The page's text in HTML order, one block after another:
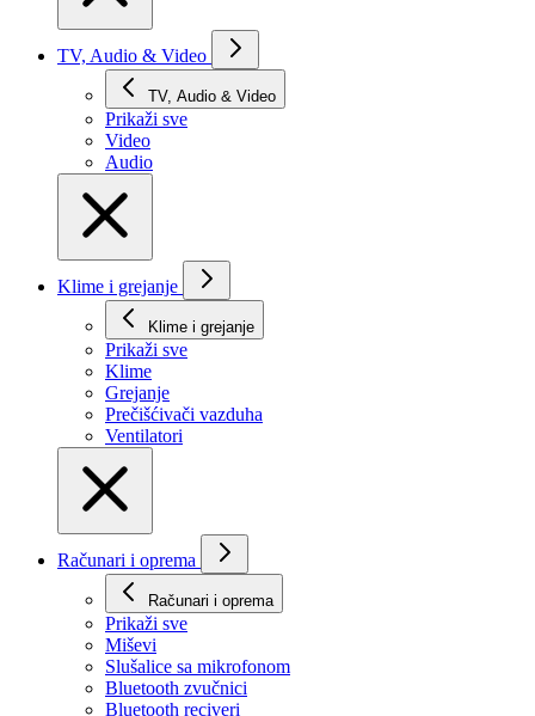
TV, Audio & Video
TV, Audio & Video
Prikaži svе
Video
Audio
Klime i grejanje
Klime i grejanje
Prikaži svе
Klime
Grejanje
Prečišćivači vazduha
Ventilatori
Računari i oprema
Računari i oprema
Prikaži svе
Miševi
Slušalice sa mikrofonom
Bluetooth zvučnici
Bluetooth reciveri